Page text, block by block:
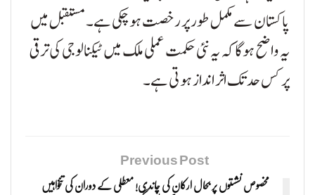
پاکستان سے مکمل طور پر رخصت ہو چکی ہے۔ مستقبل میں
یہ واضح ہوگا کہ یہ نئی حکمت عملی ملک میں ٹیکنالوجی کی ترقی
پر کس حد تک اثر انداز ہوتی ہے۔
Previous Post
مخصوص نشستوں پر بحال ارکان کی چاندی! معطلی کے دوران کی تنخواہیں